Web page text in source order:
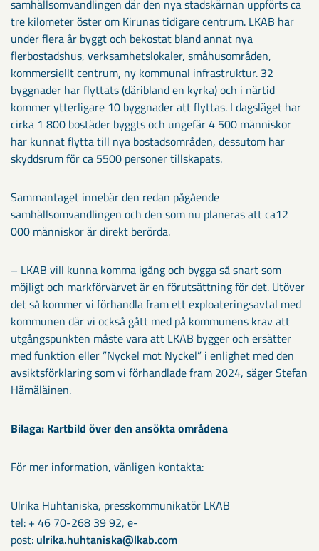
samhällsomvandlingen där den nya stadskärnan uppförts ca
tre kilometer öster om Kirunas tidigare centrum. LKAB har
under flera år byggt och bekostat bland annat nya
flerbostadshus, verksamhetslokaler, småhusområden,
kommersiellt centrum, ny kommunal infrastruktur. 32
byggnader har flyttats (däribland en kyrka) och i närtid
kommer ytterligare 10 byggnader att flyttas. I dagsläget har
cirka 1 800 bostäder byggts och ungefär 4 500 människor
har kunnat flytta till nya bostadsområden, dessutom har
skyddsrum för ca 5500 personer tillskapats.
Sammantaget innebär den redan pågående
samhällsomvandlingen och den som nu planeras att ca12
000 människor är direkt berörda.
– LKAB vill kunna komma igång och bygga så snart som
möjligt och markförvärvet är en förutsättning för det. Utöver
det så kommer vi förhandla fram ett exploateringsavtal med
kommunen där vi också gått med på kommunens krav att
utgångspunkten måste vara att LKAB bygger och ersätter
med funktion eller ”Nyckel mot Nyckel” i enlighet med den
avsiktsförklaring som vi förhandlade fram 2024, säger Stefan
Hämäläinen.
Bilaga: Kartbild över den ansökta områdena
För mer information, vänligen kontakta:
Ulrika Huhtaniska, presskommunikatör LKAB
tel: + 46 70-268 39 92, e-
post: ulrika.huhtaniska@lkab.com